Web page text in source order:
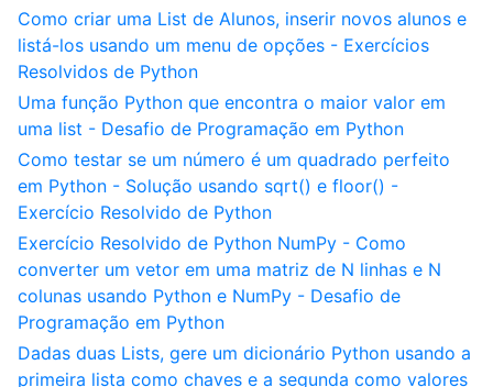
Como criar uma List de Alunos, inserir novos alunos e
listá-los usando um menu de opções - Exercícios
Resolvidos de Python
Uma função Python que encontra o maior valor em
uma list - Desafio de Programação em Python
Como testar se um número é um quadrado perfeito
em Python - Solução usando sqrt() e floor() -
Exercício Resolvido de Python
Exercício Resolvido de Python NumPy - Como
converter um vetor em uma matriz de N linhas e N
colunas usando Python e NumPy - Desafio de
Programação em Python
Dadas duas Lists, gere um dicionário Python usando a
primeira lista como chaves e a segunda como valores